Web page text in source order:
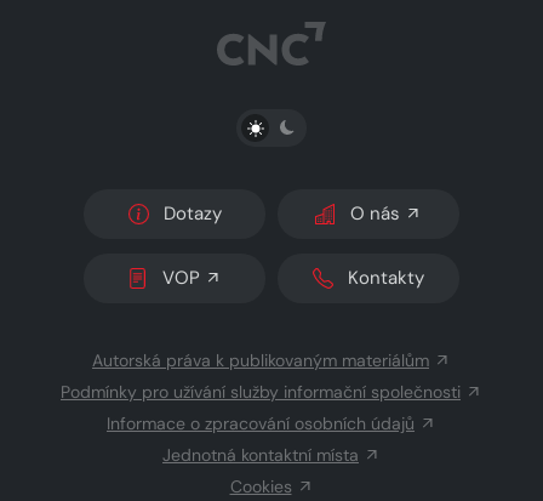
PŘEPNOUT SVĚTLÝ/TMAVÝ REŽIM
Dotazy O nás
VOP Kontakty
Autorská práva k publikovaným materiálům
Podmínky pro užívání služby informační společnosti
Informace o zpracování osobních údajů
Jednotná kontaktní místa
Cookies